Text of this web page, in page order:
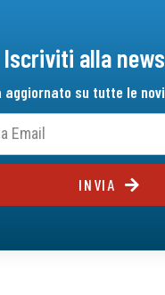
Iscriviti alla
aggiornato su tutte le
INVIA